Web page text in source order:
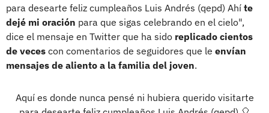
para desearte feliz cumpleaños Luis Andrés (qepd) Ahí te
dejé mi oración para que sigas celebrando en el cielo",
dice el mensaje en Twitter que ha sido replicado cientos
de veces con comentarios de seguidores que le envían
mensajes de aliento a la familia del joven.
Aquí es donde nunca pensé ni hubiera querido visitarte